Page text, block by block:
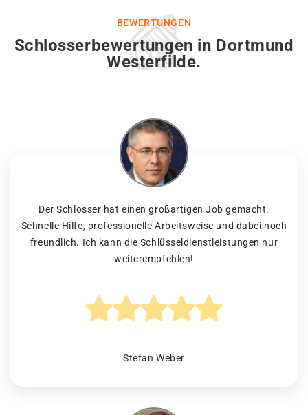
BEWERTUNGEN
Schlosserbewertungen in Dortmund
Westerfilde.
Der Schlosser hat einen großartigen Job gemacht.
Schnelle Hilfe, professionelle Arbeitsweise und dabei noch
freundlich. Ich kann die Schlüsseldienstleistungen nur
weiterempfehlen!
Stefan Weber